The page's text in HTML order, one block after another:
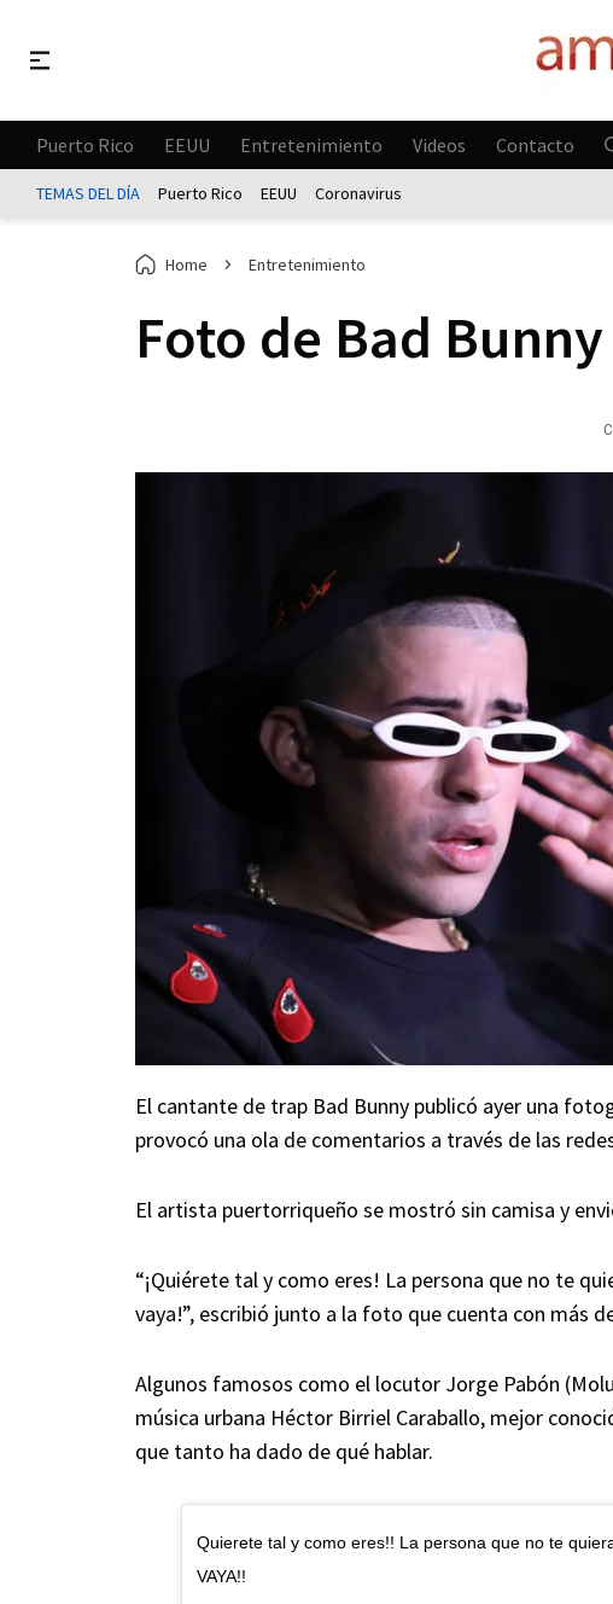
Puerto Rico EEUU Entretenimiento Videos Contacto
TEMAS DEL DÍA Puerto Rico EEUU Coronavirus
Home Entretenimiento
Foto de Bad
El cantante de trap Bad Bunny publicó ayer una
provocó una ola de comentarios a través de las
El artista puertorriqueño se mostró sin camisa y
“¡Quiérete tal y como eres! La persona que no te
vaya!”, escribió junto a la foto que cuenta con más
Algunos famosos como el locutor Jorge Pabón
música urbana Héctor Birriel Caraballo, mejor
que tanto ha dado de qué hablar.
Quierete tal y como eres!! La persona que no te
VAYA!!